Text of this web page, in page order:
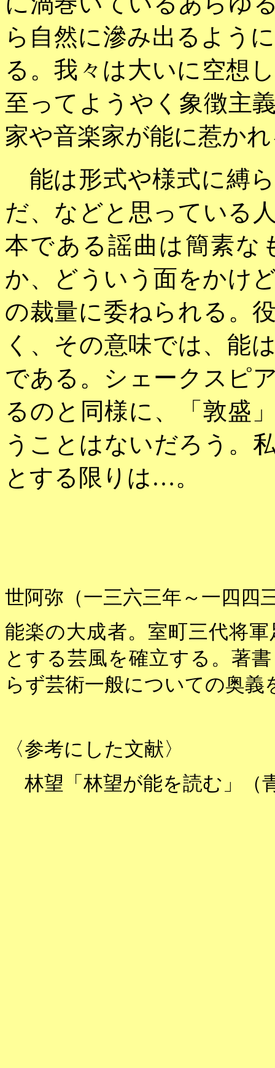
ら自然に滲み出るよう
る。我々は大いに空想
至ってようやく象徴主
家や音楽家が能に惹か
能は形式や様式に縛
だ、などと思っている
本である謡曲は簡素な
か、どういう面をかけ
の裁量に委ねられる。
く、その意味では、能
である。シェークスピ
るのと同様に、「敦盛
うことはないだろう。
とする限りは…。
世阿弥（一三六三年～一四四
能楽の大成者。室町三代将
とする芸風を確立する。著
らず芸術一般についての奥
〈参考にした文献〉
林望「林望が能を読む」（